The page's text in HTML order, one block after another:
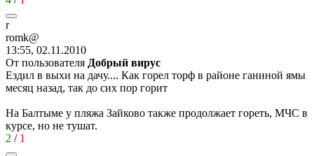
r
romk@
13:55, 02.11.2010
От пользователя Добрый вирус
Ездил в выхи на дачу.... Как горел торф в районе ганиной ямы
месяц назад, так до сих пор горит
На Балтыме у пляжа Зайково также продолжает гореть, МЧС в
курсе, но не тушат.
2 / 1